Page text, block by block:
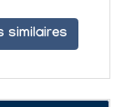
similaires